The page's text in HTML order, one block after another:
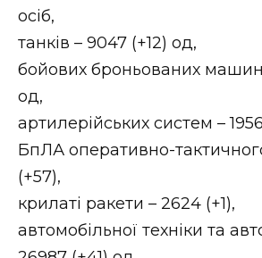
ЗАКАРПАТСЬКІ НОВИНИ
НОВИНИ ЗАХІДНОЇ
ФОТО
осіб,
танків – 9047 (+12) од,
бойових броньованих машин
од,
артилерійських систем –
БпЛА оперативно-
(+57),
крилаті ракети – 2624 (+1),
автомобільної техніки та